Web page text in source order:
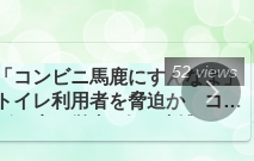
「コンビニ馬鹿にすんなよ」
トイレ利用者を脅迫か コン
52 views